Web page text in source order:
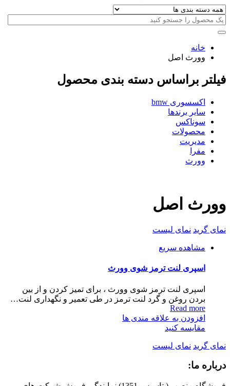
خانه
وورث اصل
فیلتر براساس دسته بندی محصول
اکسسوری bmw
سایر برندها
سوناکس
محصولات
مدیریت
مفرا
وورث
وورث اصل
نمای گرید نمای لیست
مشاهده سریع
اسپری لنت ترمز شوی وورث
اسپری لنت ترمز شوی وورث ، برای تمیز کردن و از بین
بردن روغن و گرد لنت ترمز در طی تعمیر و نگهداری لنت…
Read more
افزودن به علاقه مندی ها
مقایسه کنید
نمای گرید نمای لیست
درباره ما: